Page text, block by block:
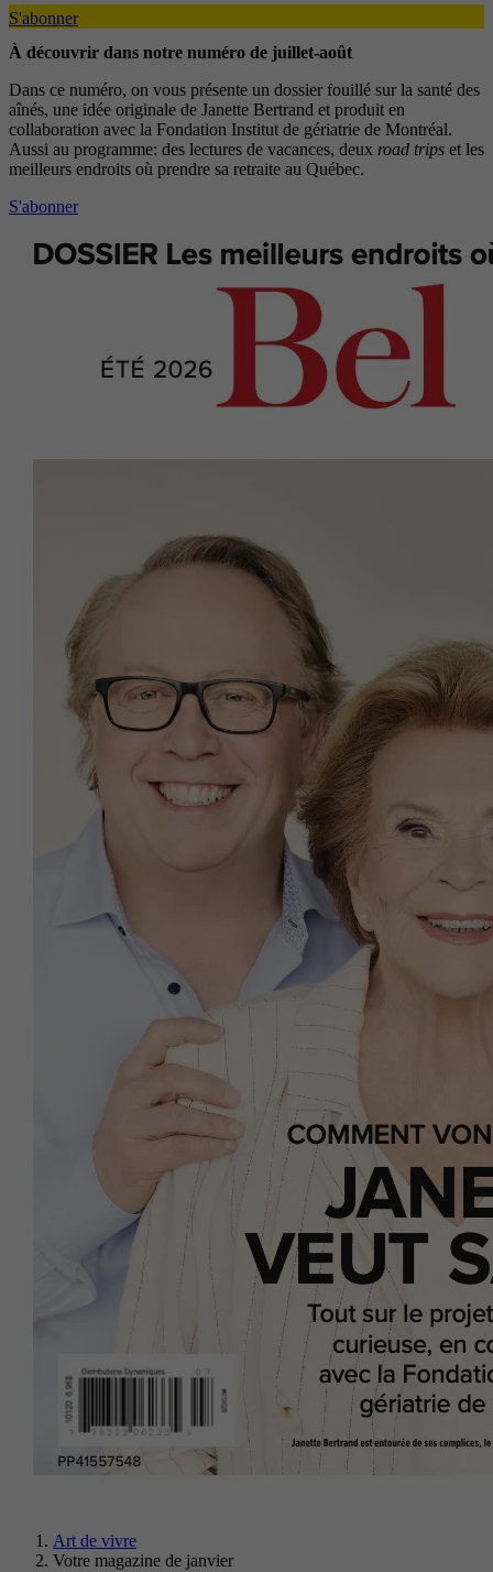
S'abonner
À découvrir dans notre numéro de juillet-août
Dans ce numéro, on vous présente un dossier fouillé sur la santé des
aînés, une idée originale de Janette Bertrand et produit en
collaboration avec la Fondation Institut de gériatrie de Montréal.
Aussi au programme: des lectures de vacances, deux road trips et les
meilleurs endroits où prendre sa retraite au Québec.
S'abonner
Art de vivre
Votre magazine de janvier